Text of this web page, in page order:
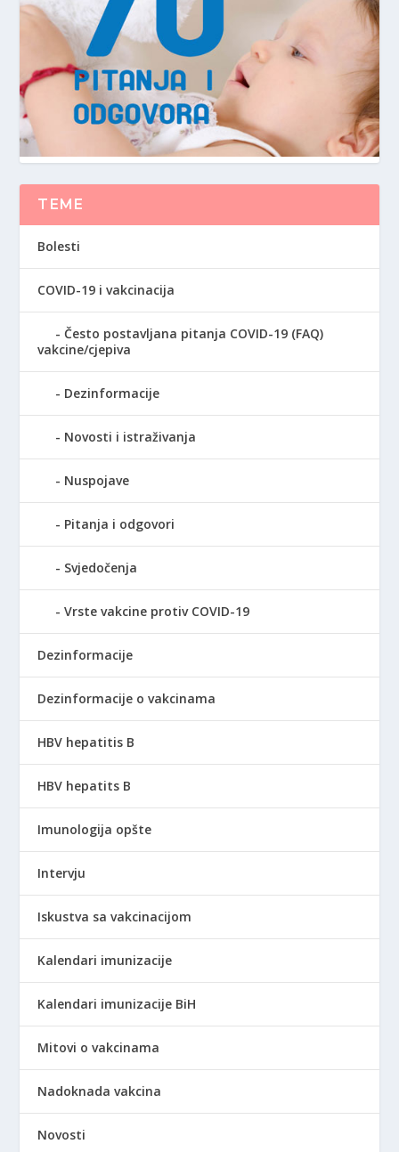
TEME
Bolesti
COVID-19 i vakcinacija
Često postavljana pitanja COVID-19 (FAQ)
vakcine/cjepiva
Dezinformacije
Novosti i istraživanja
Nuspojave
Pitanja i odgovori
Svjedočenja
Vrste vakcine protiv COVID-19
Dezinformacije
Dezinformacije o vakcinama
HBV hepatitis B
HBV hepatits B
Imunologija opšte
Intervju
Iskustva sa vakcinacijom
Kalendari imunizacije
Kalendari imunizacije BiH
Mitovi o vakcinama
Nadoknada vakcina
Novosti